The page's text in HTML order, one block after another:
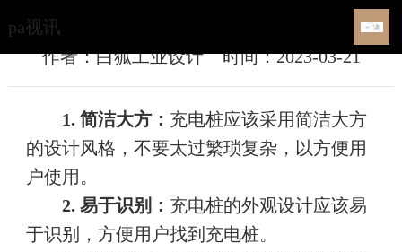
pa视讯
​充电桩外观设计特点有哪些？-pa视讯
作者：白狐工业设计 时间：2023-03-21
1. 简洁大方： 充电桩应该采用简洁大方
的设计风格，不要太过繁琐复杂，以方便用
户使用。
2. 易于识别： 充电桩的外观设计应该易
于识别，方便用户找到充电桩。